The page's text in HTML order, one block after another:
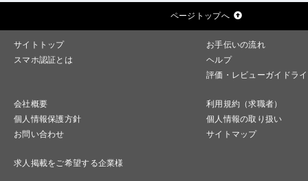
ページトップへ
サイトトップ
お手伝いの流れ
スマホ認証とは
ヘルプ
評価・レビューガイドラ
会社概要
利用規約（求職者）
個人情報保護方針
個人情報の取り扱い
お問い合わせ
サイトマップ
求人掲載をご希望する企業様